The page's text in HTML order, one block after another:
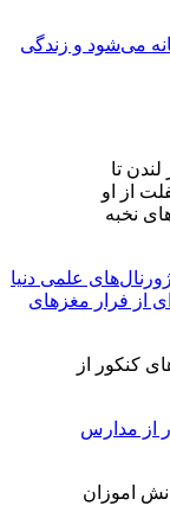
می‌شود و زندگی
علمی دنیا
از فرار مغزهای
از مدارس